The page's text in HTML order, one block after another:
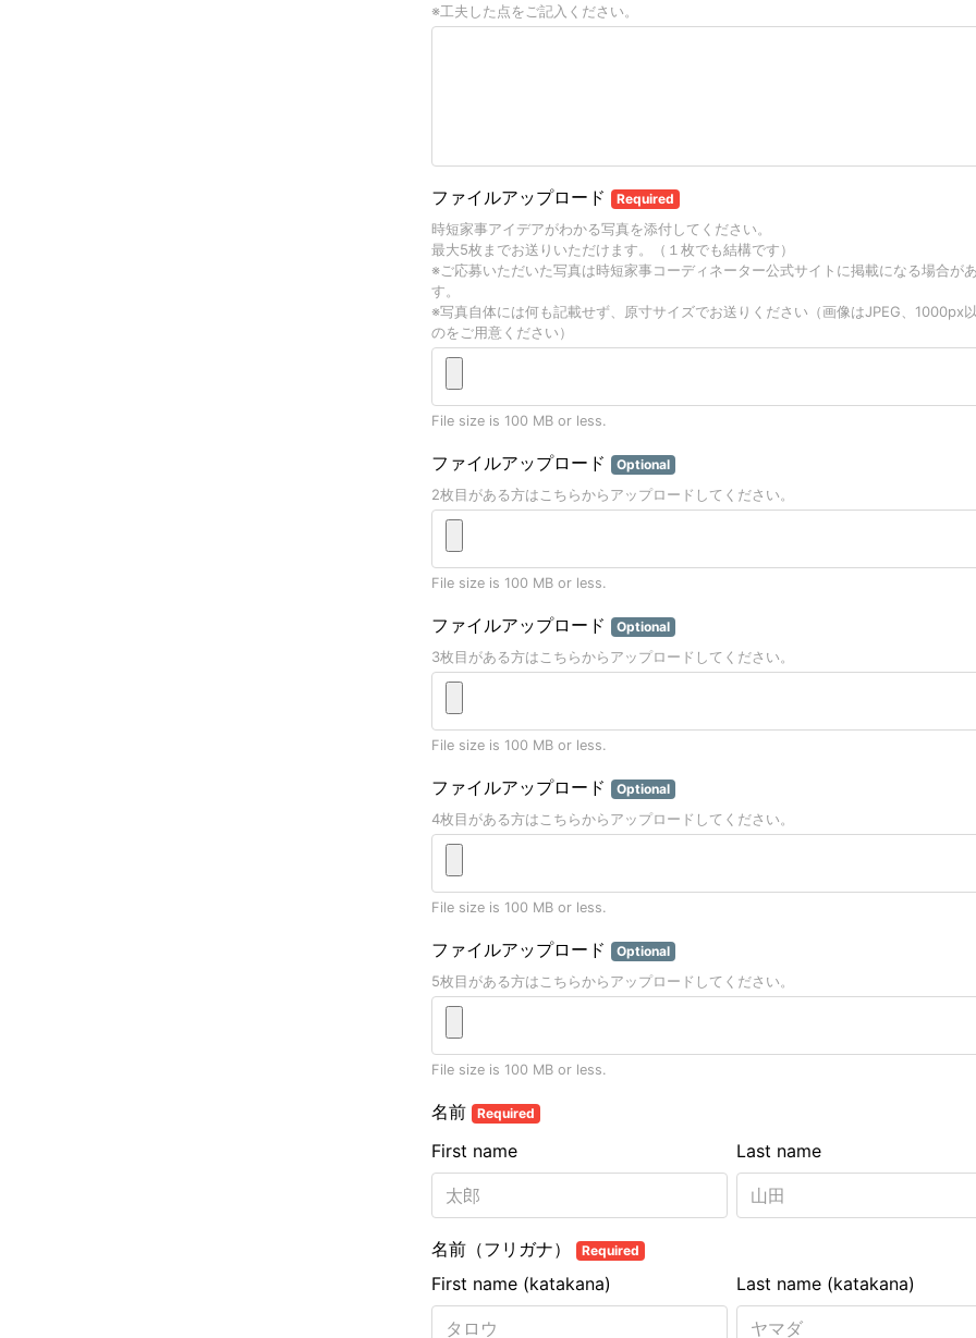
※工夫した点をご記入ください。
ファイルアップロード Required
時短家事アイデアがわかる写真を添付してください。
最大5枚までお送りいただけます。（１枚でも結構です）
※ご応募いただいた写真は時短家事コーディネーター公式サイトに掲載になる場合が
す。
※写真自体には何も記載せず、原寸サイズでお送りください（画像はJPEG、1000px
のをご用意ください）
File size is 100 MB or less.
ファイルアップロード Optional
2枚目がある方はこちらからアップロードしてください。
File size is 100 MB or less.
ファイルアップロード Optional
3枚目がある方はこちらからアップロードしてください。
File size is 100 MB or less.
ファイルアップロード Optional
4枚目がある方はこちらからアップロードしてください。
File size is 100 MB or less.
ファイルアップロード Optional
5枚目がある方はこちらからアップロードしてください。
File size is 100 MB or less.
名前 Required
Last name
First name
名前（フリガナ） Required
Last name (katakana)
First name (katakana)